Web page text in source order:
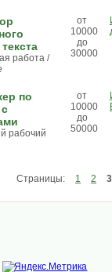
работа /
от
10000
до
30000
по
рабочий
от
10000
до
50000
Страницы: 1 2 3